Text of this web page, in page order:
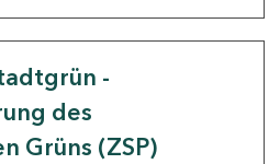
-
des
Grüns (ZSP)